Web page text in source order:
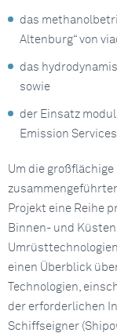
das
Altenburg“ von
das
sowie
der Einsatz
Emission
Um die
Projekt eine Reihe
Binnen- und
einen Überblick
Technologien,
der erforderlichen
Schiffseigner